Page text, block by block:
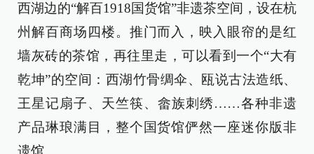
西湖边的“解百1918国货馆”非遗茶空间，设在杭
州解百商场四楼。推门而入，映入眼帘的是红
墙灰砖的茶馆，再往里走，可以看到一个“大有
乾坤”的空间：西湖竹骨绸伞、瓯说古法造纸、
王星记扇子、天竺筷、畲族刺绣……各种非遗
产品琳琅满目，整个国货馆俨然一座迷你版非